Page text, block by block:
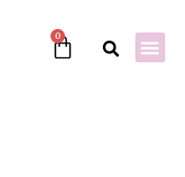
0